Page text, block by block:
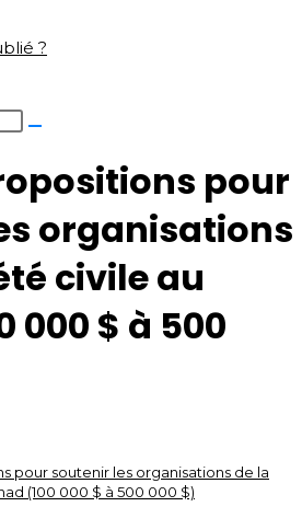
?
pour
organisations
civile au
000 $ à 500
pour soutenir les organisations de la
(100 000 $ à 500 000 $)